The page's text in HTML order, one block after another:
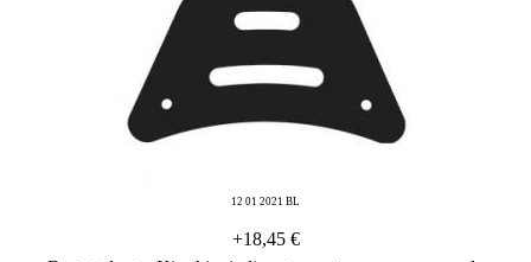
12 01 2021 BL
+18,45 €